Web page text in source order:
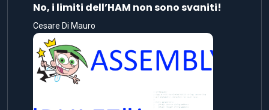
No, i limiti dell’HAM non sono svaniti!
Cesare Di Mauro